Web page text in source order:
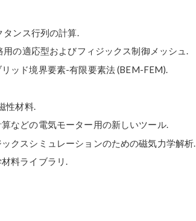
タンス行列の計算.
の適応型およびフィジックス制御メッシュ.
ッド境界要素-有限要素法 (BEM-FEM).
性材料.
などの電気モーター用の新しいツール.
クスシミュレーションのための磁気力学解析.
料ライブラリ.